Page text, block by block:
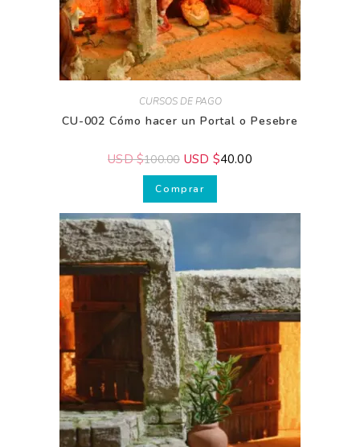
CURSOS DE PAGO
CU-002 Cómo hacer un Portal o Pesebre
USD $100.00 USD $40.00
Comprar